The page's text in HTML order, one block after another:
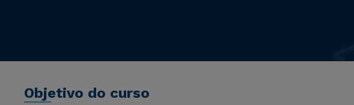
Objetivo do curso